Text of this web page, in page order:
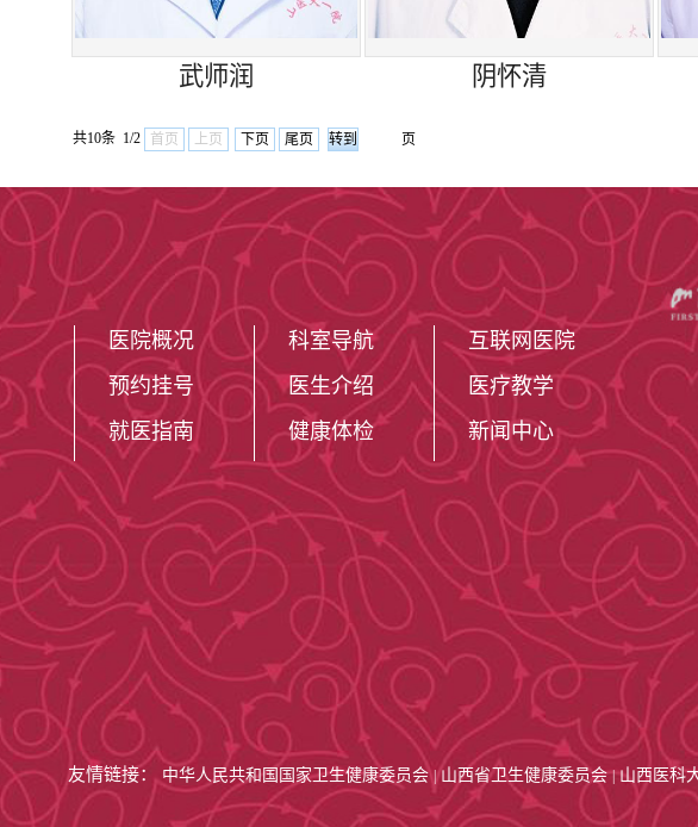
武师润 阴怀清
共10条 1/2 首页 上页 下页 尾页 页
医院概况
预约挂号
就医指南
科室导航
医生介绍
健康体检
互联网医院
医疗教学
新闻中心
友情链接： 中华人民共和国国家卫生健康委员会 山西省卫生健康委员会 | 山西医科